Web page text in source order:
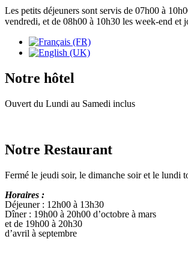
Les petits déjeuners sont servis de 07h00 à
vendredi, et de 08h00 à 10h30 les week-end et
Notre hôtel
Ouvert du Lundi au Samedi inclus
Notre Restaurant
Fermé le jeudi soir, le dimanche soir et le lundi
Horaires :
Déjeuner : 12h00 à 13h30
Dîner : 19h00 à 20h00 d’octobre à mars
et de 19h00 à 20h30
d’avril à septembre